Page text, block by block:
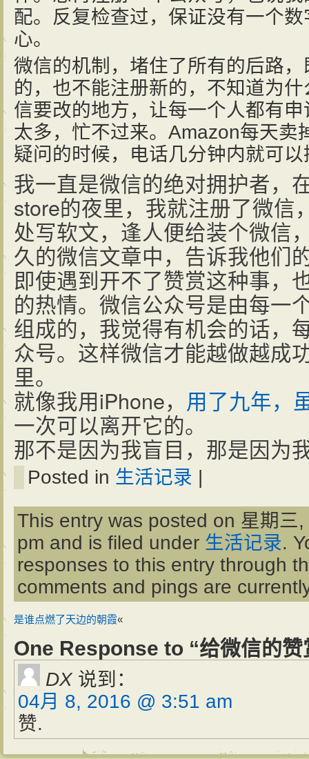
配。反复检查过，保证没有一个
心。
微信的机制，堵住了所有的后路
的，也不能注册新的，不知道为
信要改的地方，让每一个人都有
太多，忙不过来。Amazon每天卖
疑问的时候，电话几分钟内就可
我一直是微信的绝对拥护者，
store的夜里，我就注册了微信
处写软文，逢人便给装个微信
久的微信文章中，告诉我他们
即使遇到开不了赞赏这种事，
的热情。微信公众号是由每一
组成的，我觉得有机会的话，
众号。这样微信才能越做越成
里。
就像我用iPhone， 用了九年，
一次可以离开它的。
那不是因为我盲目，那是因为
Posted in 生活记录 |
This entry was posted on 星期三
pm and is filed under 生活记录.
responses to this entry through
comments and pings are
是谁点燃了天边的朝霞«
One Response to “给微信的赞
DX 说到：
04月 8, 2016 @ 3:51 am
赞.